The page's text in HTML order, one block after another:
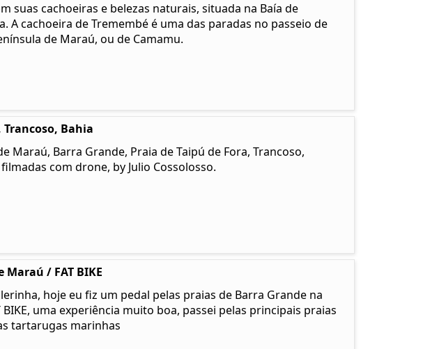
suas cachoeiras e belezas naturais, situada na Baía de
A cachoeira de Tremembé é uma das paradas no passeio de
de Maraú, ou de Camamu.
Bahia
Maraú, Barra Grande, Praia de Taipú de Fora, Trancoso,
com drone, by Julio Cossolosso.
/ FAT BIKE
hoje eu fiz um pedal pelas praias de Barra Grande na
uma experiência muito boa, passei pelas principais praias
tartarugas marinhas